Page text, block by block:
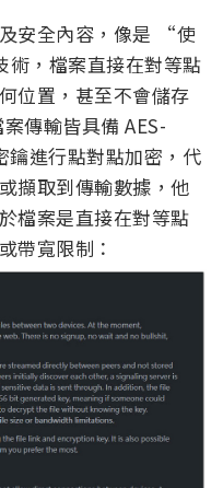
安全內容，像是 “使
術，檔案直接在對等點
位置，甚至不會儲存
傳輸皆具備 AES-
鑰進行點對點加密，代
擷取到傳輸數據，他
檔案是直接在對等點
帶寬限制：